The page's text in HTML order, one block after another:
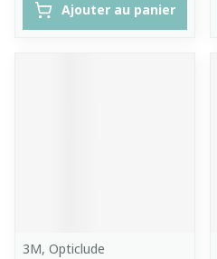
Ajouter au panier
3M, Opticlude